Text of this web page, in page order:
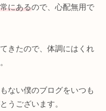
にあるので、心配無用で
きたので、体調にはくれ
ない僕のブログをいつも
うございます。